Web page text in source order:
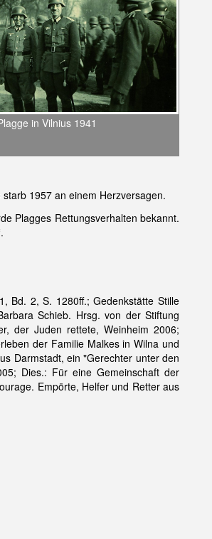
in Vilnius 1941
1957 an einem Herzversagen.
Plagges Rettungsverhalten bekannt.
Bd. 2, S. 1280ff.; Gedenkstätte Stille
Schieb. Hrsg. von der Stiftung
der Juden rettete, Weinheim 2006;
der Familie Malkes in Wilna und
Darmstadt, ein "Gerechter unter den
Dies.: Für eine Gemeinschaft der
Empörte, Helfer und Retter aus